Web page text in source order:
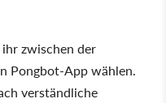
zwischen der
Pongbot-App wählen.
verständliche